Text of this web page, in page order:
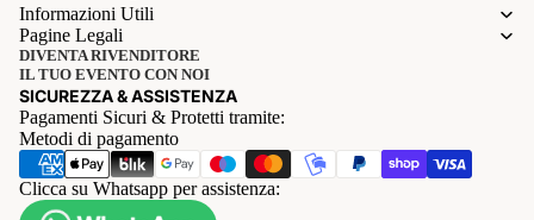
Informazioni Utili
Pagine Legali
DIVENTA RIVENDITORE
IL TUO EVENTO CON NOI
SICUREZZA & ASSISTENZA
Pagamenti Sicuri & Protetti tramite:
Metodi di pagamento
Clicca su Whatsapp per assistenza: